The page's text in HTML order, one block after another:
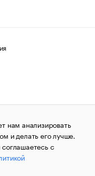
авторских прав
Сообщения
«РБК»
по надзору в сфере
массовых
за номером ИА
«РБК». Отдельные
нам анализировать
и делать его лучше.
с